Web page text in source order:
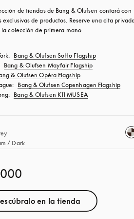
de tiendas de Bang & Olufsen contará con
exclusivas de productos. Reserve una cita
colección de primera mano.
Bang & Olufsen SoHo Flagship
Bang & Olufsen Mayfair Flagship
& Olufsen Opéra Flagship
Bang & Olufsen Copenhagen Flagship
Bang & Olufsen K11 MUSEA
/ Dark
en la tienda